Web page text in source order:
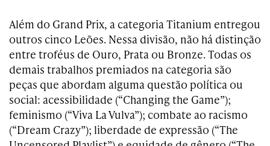
Além do Grand Prix, a categoria Titanium entregou
outros cinco Leões. Nessa divisão, não há distinção
entre troféus de Ouro, Prata ou Bronze. Todas os
demais trabalhos premiados na categoria são
peças que abordam alguma questão política ou
social: acessibilidade (“Changing the Game”);
feminismo (“Viva La Vulva”); combate ao racismo
(“Dream Crazy”); liberdade de expressão (“The